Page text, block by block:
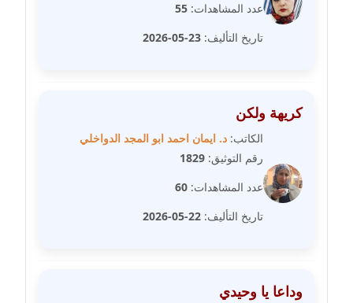
مدونة فيرا زولوتاريفا
مدونة كريمان سالم
مدونة كنوز صلاح
موقوف
عدد المشاهدات: 55
تاريخ التأليف: 23-05-2026
كريهة ولكن
الكاتب: د. ايمان احمد ابو المجد الدواخلي
رقم التوثيق: 1829
عدد المشاهدات: 60
تاريخ التأليف: 22-05-2026
وداعا يا وحيدي